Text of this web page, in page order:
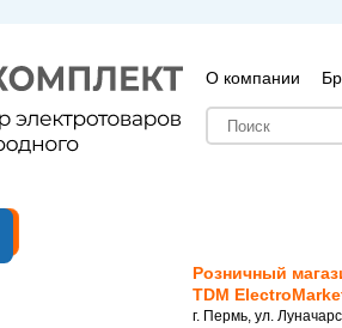
О компании
Розничный
TDM
г. Пермь, ул.